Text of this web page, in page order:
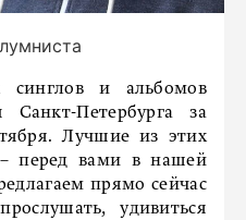
синглов и альбомов
Петербурга за
Лучшие из этих
перед вами в нашей
прямо сейчас
удивиться